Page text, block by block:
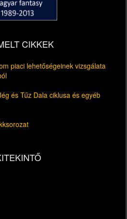
CIKKEK
piaci lehetőségeinek vizsgálata
és Tűz Dala ciklusa és egyéb